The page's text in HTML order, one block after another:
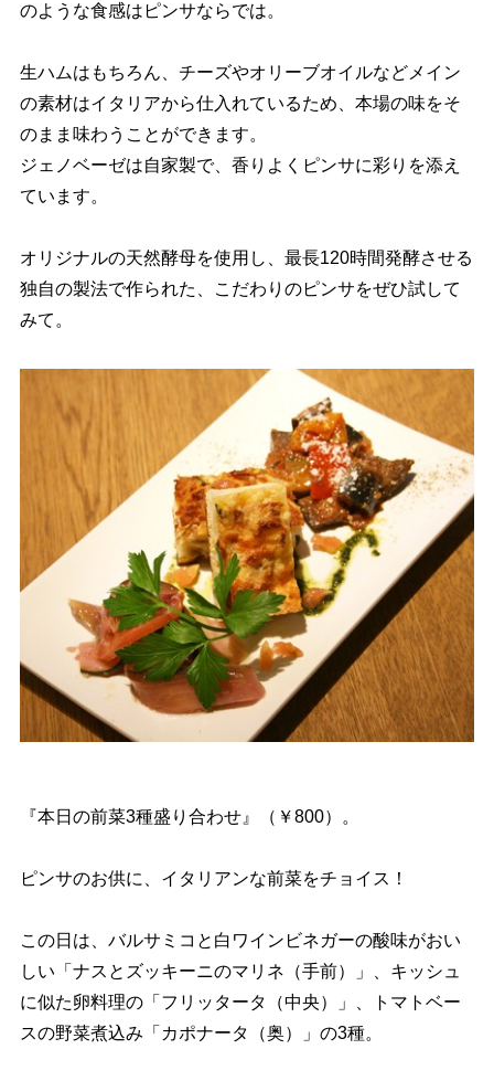
のような食感はピンサならでは。
生ハムはもちろん、チーズやオリーブオイルなどメイン
の素材はイタリアから仕入れているため、本場の味をそ
のまま味わうことができます。
ジェノベーゼは自家製で、香りよくピンサに彩りを添え
ています。
オリジナルの天然酵母を使用し、最長120時間発酵させる
独自の製法で作られた、こだわりのピンサをぜひ試して
みて。
『本日の前菜3種盛り合わせ』（￥800）。
ピンサのお供に、イタリアンな前菜をチョイス！
この日は、バルサミコと白ワインビネガーの酸味がおい
しい「ナスとズッキーニのマリネ（手前）」、キッシュ
に似た卵料理の「フリッタータ（中央）」、トマトベー
スの野菜煮込み「カポナータ（奥）」の3種。